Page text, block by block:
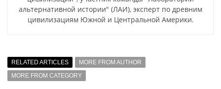
альтернативной истории" (ЛАИ), эксперт по древним
цивилизациям Южной и Центральной Америки.
RELATED ARTICLES
MORE FROM AUTHOR
MORE FROM CATEGORY